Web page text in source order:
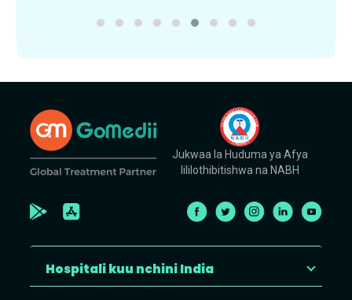
Jukwaa la Huduma ya Afya
lililothibitishwa na NABH
Hospitali kuu nchini India